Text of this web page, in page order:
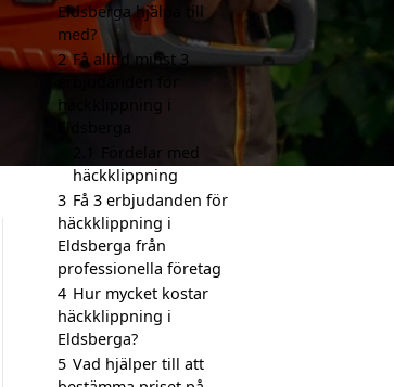
Eldsberga hjälpa till
med?
2 Få alltid minst 3
häckklippning i
Eldsberga
Fördelar med
häckklippning
3 Få 3 erbjudanden för
häckklippning i
Eldsberga från
professionella företag
4 Hur mycket kostar
häckklippning i
Eldsberga?
5 Vad hjälper till att